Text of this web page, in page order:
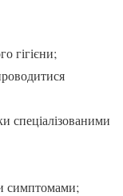
гігієни;
спеціалізованими
симптомами;